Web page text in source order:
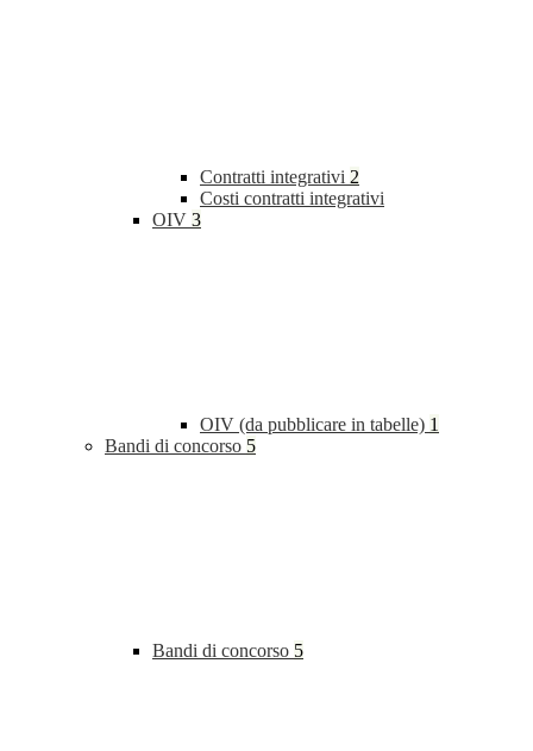
Contratti integrativi 2
Costi contratti integrativi
OIV 3
OIV (da pubblicare in tabelle) 1
Bandi di concorso 5
Bandi di concorso 5